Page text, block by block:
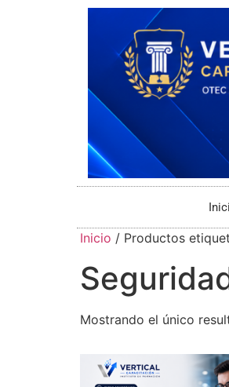
Inicio / Productos
Mostrando el único